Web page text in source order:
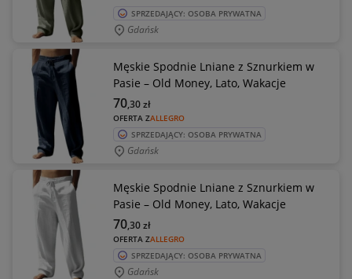
SPRZEDAJĄCY: OSOBA PRYWATNA
Gdańsk
Męskie Spodnie Lniane z Sznurkiem w
Pasie – Old Money, Lato, Wakacje
OFERTA ZALLEGRO
70,30zł
SPRZEDAJĄCY: OSOBA PRYWATNA
Gdańsk
Męskie Spodnie Lniane z Sznurkiem w
Pasie – Old Money, Lato, Wakacje
OFERTA ZALLEGRO
70,30zł
SPRZEDAJĄCY: OSOBA PRYWATNA
Gdańsk